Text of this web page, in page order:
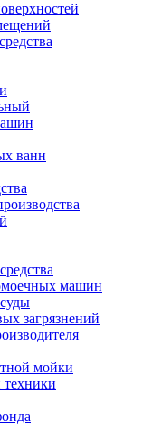
ванн
машин
загрязнений
мойки